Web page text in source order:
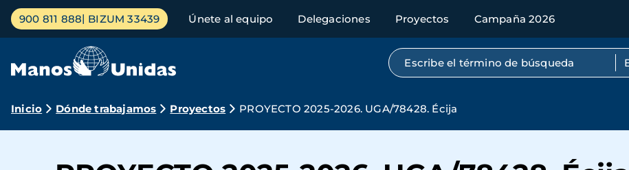
Pasar
contenido
Menú
principal
900 811 888 BIZUM 33439 Únete al equipo Delegaciones Proyectos Campaña 2026
Búsqueda por texto completo
Ruta
Inicio Dónde trabajamos Proyectos PROYECTO 2025-2026. UGA/78428. Écija